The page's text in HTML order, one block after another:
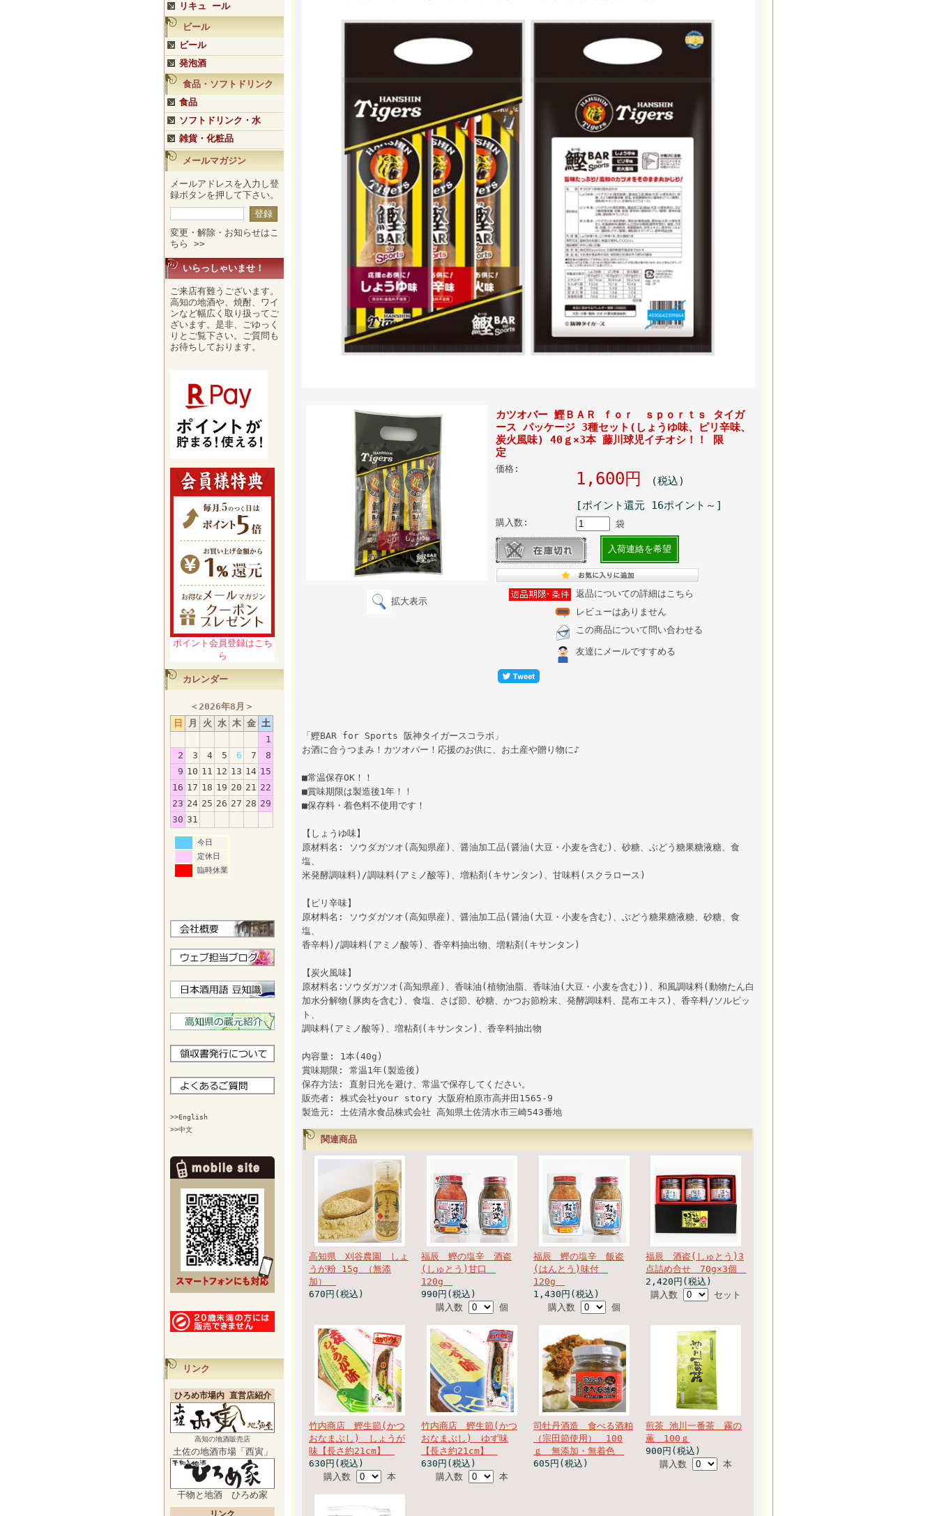
リキュ ール
ビール
ビール
発泡酒
食品・ソフトドリンク
食品
ソフトドリンク・水
雑貨・化粧品
メールマガジン
メールアドレスを入力し登
録ボタンを押して下さい。
変更・解除・お知らせはこ
ちら >>
いらっしゃいませ！
ご来店有難うございます。
高知の地酒や、焼酎、ワイ
ンなど幅広く取り扱ってご
ざいます。是非、ごゆっく
りとご覧下さい。ご質問も
お待ちしております。
ポイント会員登録はこち
ら
カレンダー
＜2026年8月 ＞
日
月 火 水 木 金 土
1
2
3 4 5 6 7
8
9 10 11 12 13 14 15
16 17 18 19 20 21 22
23 24 25 26 27 28 29
30 31
今日
定休日
臨時休業
>>English
>>中文
リンク
ひろめ市場内 直営店紹介
高知の地酒販売店
土佐の地酒市場「西寅」
干物と地酒 ひろめ家
リンク
拡大表示
カツオバー 鰹ＢＡＲ ｆｏｒ ｓｐｏｒｔｓ タイガ
ース パッケージ 3種セット(しょうゆ味、ピリ辛味、
炭火風味) 40ｇ×3本 藤川球児イチオシ！！ 限
定
価格:
1,600円 (税込)
[ポイント還元 16ポイント～]
購入数: 袋
入荷連絡を希望
返品についての詳細はこちら
レビューはありません
この商品について問い合わせる
友達にメールですすめる
「鰹BAR for Sports 阪神タイガースコラボ」
お酒に合うつまみ！カツオバー！応援のお供に、お土産や贈り物に♪
■常温保存OK！！
■賞味期限は製造後1年！！
■保存料・着色料不使用です！
【しょうゆ味】
原材料名: ソウダガツオ(高知県産)、醤油加工品(醤油(大豆・小麦を含む)、砂糖、ぶどう糖果糖液糖、食
塩、
米発酵調味料)/調味料(アミノ酸等)、増粘剤(キサンタン)、甘味料(スクラロース)
【ピリ辛味】
原材料名: ソウダガツオ(高知県産)、醤油加工品(醤油(大豆・小麦を含む)、ぶどう糖果糖液糖、砂糖、食
塩、
香辛料)/調味料(アミノ酸等)、香辛料抽出物、増粘剤(キサンタン)
【炭火風味】
原材料名:ソウダガツオ(高知県産)、香味油(植物油脂、香味油(大豆・小麦を含む))、和風調味料(動物たん白
加水分解物(豚肉を含む)、食塩、さば節、砂糖、かつお節粉末、発酵調味料、昆布エキス)、香辛料/ソルビッ
ト、
調味料(アミノ酸等)、増粘剤(キサンタン)、香辛料抽出物
内容量: 1本(40g)
賞味期限: 常温1年(製造後)
保存方法: 直射日光を避け、常温で保存してください。
販売者: 株式会社your story 大阪府柏原市高井田1565-9
製造元: 土佐清水食品株式会社 高知県土佐清水市三崎543番地
関連商品
高知県 刈谷農園 しょ
うが粉 15g （無添
加）
670円(税込)
福辰 鰹の塩辛 酒盗
(しゅとう)甘口
120g
990円(税込)
購入数
個
福辰 鰹の塩辛 飯盗
(はんとう)味付
120g
1,430円(税込)
購入数
個
福辰 酒盗(しゅとう)3
点詰め合せ 70g×3個
2,420円(税込)
購入数
セット
竹内商店 鰹生節(かつ
おなまぶし) しょうが
味【長さ約21cm】
630円(税込)
購入数
本
竹内商店 鰹生節(かつ
おなまぶし) ゆず味
【長さ約21cm】
630円(税込)
購入数
本
司牡丹酒造 食べる酒粕
（宗田節使用） 100
ｇ 無添加・無着色
605円(税込)
煎茶 池川一番茶 霧の
薫 100ｇ
900円(税込)
購入数
本